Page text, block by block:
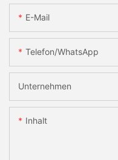
E-Mail
Telefon/WhatsApp
Unternehmen
Inhalt